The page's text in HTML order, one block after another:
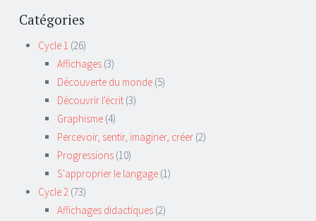
Catégories
Cycle 1 (26)
Affichages (3)
Découverte du monde (5)
Découvrir l'écrit (3)
Graphisme (4)
Percevoir, sentir, imaginer, créer (2)
Progressions (10)
S'approprier le langage (1)
Cycle 2 (73)
Affichages didactiques (2)